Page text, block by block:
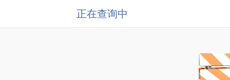
正在查询中